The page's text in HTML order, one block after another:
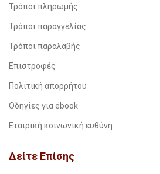
Τρόποι πληρωμής
Τρόποι παραγγελίας
Τρόποι παραλαβής
Επιστροφές
Πολιτική απορρήτου
Οδηγίες για ebook
Εταιρική κοινωνική ευθύνη
Δείτε Επίσης